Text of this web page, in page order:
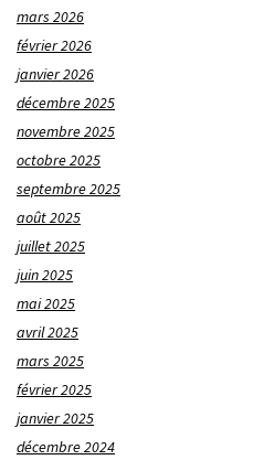
mars 2026
février 2026
janvier 2026
décembre 2025
novembre 2025
octobre 2025
septembre 2025
août 2025
juillet 2025
juin 2025
mai 2025
avril 2025
mars 2025
février 2025
janvier 2025
décembre 2024